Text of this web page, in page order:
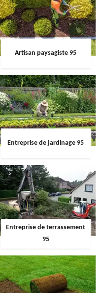
Artisan paysagiste 95
Entreprise de jardinage 95
Entreprise de terrassement
95